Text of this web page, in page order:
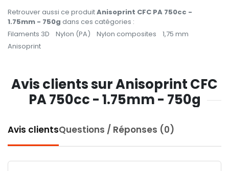
Retrouver aussi ce produitAnisoprint CFC PA 750cc -
1.75mm - 750g dans ces catégories :
Filaments 3D
Nylon (PA) Nylon composites
1,75 mm
Anisoprint
Avis clients sur Anisoprint CFC
PA 750cc - 1.75mm - 750g
Avis clientsQuestions / Réponses (0)